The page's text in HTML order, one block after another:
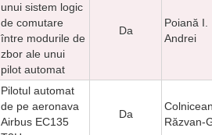
unui sistem logic
de comutare
între modurile de
zbor ale unui
pilot automat
Da
Poiană I.
Andrei
Pilotul automat
de pe aeronava
Airbus EC135
Da
Răzvan-